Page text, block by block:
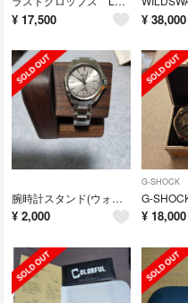
¥ 17,500 ¥ 38,000
腕時計スタンド(ウォールナット製)
¥ 2,000
G-SHOCK
¥ 18,000